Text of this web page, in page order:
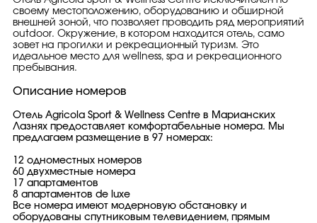
своему местоположению, оборудованию и обширной
внешней зоной, что позволяет проводить ряд мероприятий
outdoor. Окружение, в котором находится отель, само
зовет на прогилки и рекреационный туризм. Это
идеальное место для wellness, spa и рекреационного
пребывания.
Описание номеров
Отель Agricola Sport & Wellness Centre в Марианских
Лазнях предоставляет комфортабельные номера. Мы
предлагаем размещение в 97 номерах:
12 одноместных номеров
60 двухместные номера
17 апартаментов
8 апартаментов de luxe
Все номера имеют модерновую обстановку и
оборудованы спутниковым телевидением, прямым